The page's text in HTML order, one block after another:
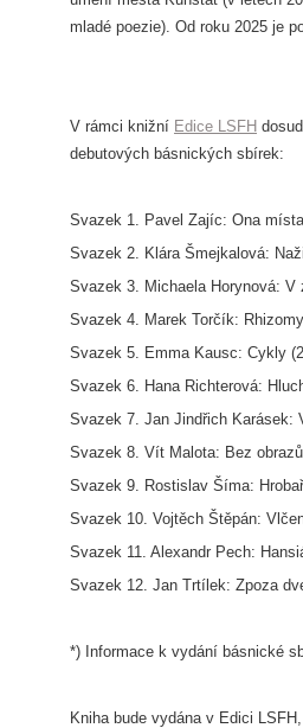
mladé poezie). Od roku 2025 je
V rámci knižní Edice LSFH
debutových básnických sbírek:
Svazek 1. Pavel Zajíc: Ona
Svazek 2. Klára Šmejkalová:
Svazek 3. Michaela Horynová: V
Svazek 4. Marek Torčík:
Svazek 5. Emma Kausc: Cykly
Svazek 6. Hana Richterová:
Svazek 7. Jan Jindřich Karásek:
Svazek 8. Vít Malota: Bez
Svazek 9. Rostislav Šíma:
Svazek 10. Vojtěch Štěpán:
Svazek 11. Alexandr Pech:
Svazek 12. Jan Trtílek: Zpoza
*) Informace k vydání básnické
Kniha bude vydána v Edici